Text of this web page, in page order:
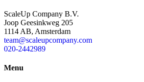
ScaleUp Company B.V.
Joop Geesinkweg 205
1114 AB, Amsterdam
team@scaleupcompany.com
020-2442989
Menu